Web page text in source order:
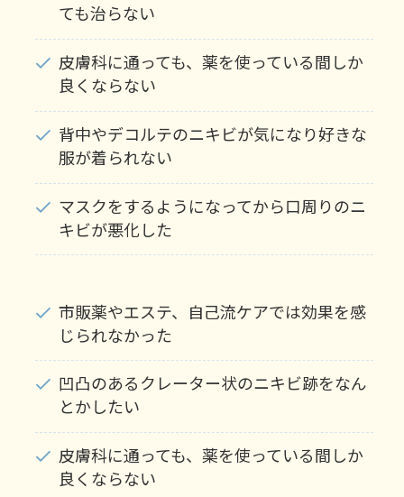
ても治らない
皮膚科に通っても、薬を使っている間しか
良くならない
背中やデコルテのニキビが気になり好きな
服が着られない
マスクをするようになってから口周りのニ
キビが悪化した
市販薬やエステ、自己流ケアでは効果を感
じられなかった
凹凸のあるクレーター状のニキビ跡をなん
とかしたい
皮膚科に通っても、薬を使っている間しか
良くならない